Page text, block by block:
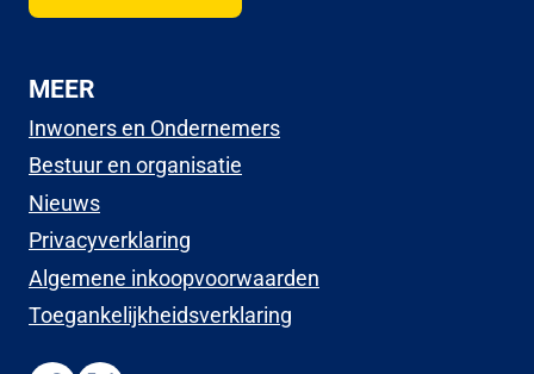
MEER
Inwoners en Ondernemers
Bestuur en organisatie
Nieuws
Privacyverklaring
Algemene inkoopvoorwaarden
Toegankelijkheidsverklaring